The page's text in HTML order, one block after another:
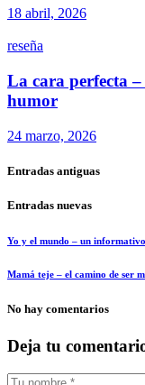
18 abril, 2026
reseña
La cara perfecta –
humor
24 marzo, 2026
Entradas antiguas
Entradas nuevas
Yo y el mundo – un
Mamá teje – el camino de ser
No hay comentarios
Deja tu